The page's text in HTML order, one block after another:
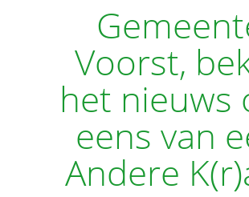
Voorst,
het nieuws
eens van
Andere